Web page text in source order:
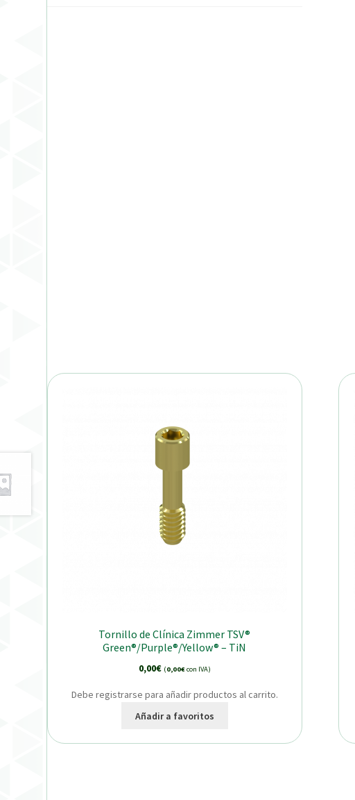
Tornillo de Clínica Zimmer TSV®
Green®/Purple®/Yellow® – TiN
0,00€ (0,00€con IVA)
Debe registrarse para añadir productos al carrito.
Añadir a favoritos